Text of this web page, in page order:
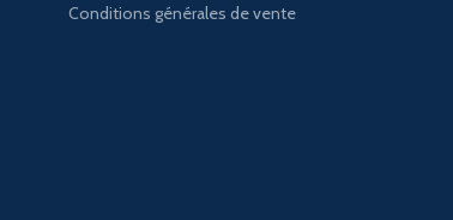
Conditions générales de vente